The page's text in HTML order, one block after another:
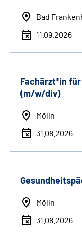
Bad
11.09.2026
Fachärzt*in
(m/w/div)
Mölln
31.08.2026
Mölln
31.08.2026